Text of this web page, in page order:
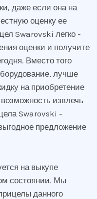
даже если она на
оценку ее
Swarovski легко -
оценки и получите
Вместо того
лучше
на приобретение
извлечь
Swarovski -
предложение
на выкупе
состоянии. Мы
данного